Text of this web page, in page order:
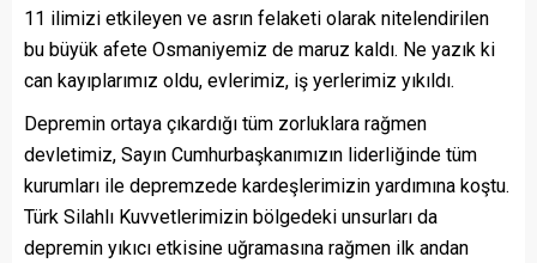
11 ilimizi etkileyen ve asrın felaketi olarak nitelendirilen
bu büyük afete Osmaniyemiz de maruz kaldı. Ne yazık ki
can kayıplarımız oldu, evlerimiz, iş yerlerimiz yıkıldı.
Depremin ortaya çıkardığı tüm zorluklara rağmen
devletimiz, Sayın Cumhurbaşkanımızın liderliğinde tüm
kurumları ile depremzede kardeşlerimizin yardımına koştu.
Türk Silahlı Kuvvetlerimizin bölgedeki unsurları da
depremin yıkıcı etkisine uğramasına rağmen ilk andan